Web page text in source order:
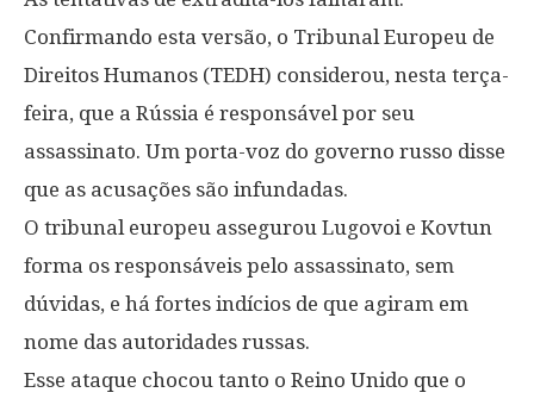
Confirmando esta versão, o Tribunal Europeu de
Direitos Humanos (TEDH) considerou, nesta terça-
feira, que a Rússia é responsável por seu
assassinato. Um porta-voz do governo russo disse
que as acusações são infundadas.
O tribunal europeu assegurou Lugovoi e Kovtun
forma os responsáveis pelo assassinato, sem
dúvidas, e há fortes indícios de que agiram em
nome das autoridades russas.
Esse ataque chocou tanto o Reino Unido que o